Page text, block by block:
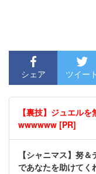
シェア ツイート
【裏技】ジュエル
wwwwww [PR]
【シャニマス】努
であなたを助けて